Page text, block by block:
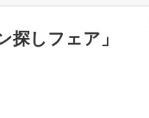
探しフェア」